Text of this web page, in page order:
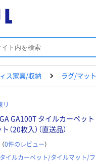
ス家具/収納 ラグ/マット
リ
GA GA100T タイルカーペッ
20枚入）（直送品）
（0件のレビュー）
タイルカーペット/タイルマット/